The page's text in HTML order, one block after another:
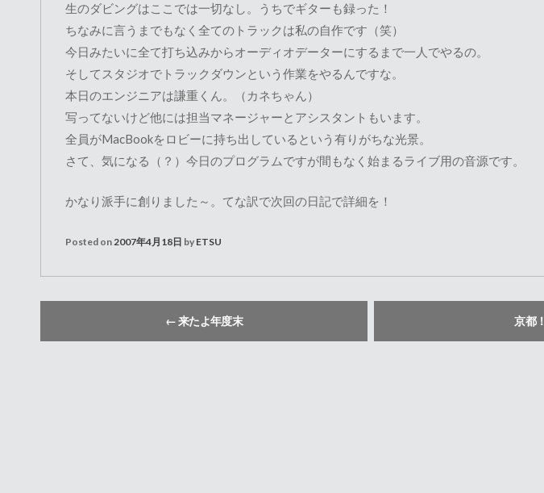
生のダビングはここでは一切なし。うちでギターも録った！
ちなみに言うまでもなく全てのトラックは私の自作です（笑）
今日みたいに全て打ち込みからオーディオデーターにするまで一人でやるの。
そしてスタジオでトラックダウンという作業をやるんですな。
本日のエンジニアは謙重くん。（カネちゃん）
写ってないけど他には担当マネージャーとアシスタントもいます。
全員がMacBookをロビーに持ち出しているという有りがちな光景。
さて、気になる（？）今日のプログラムですが間もなく始まるライブ用の音源です。
かなり派手に創りました～。てな訳で次回の日記で詳細を！
Posted on2007年4月18日 by ETSU
←来たよ年度末 京都！